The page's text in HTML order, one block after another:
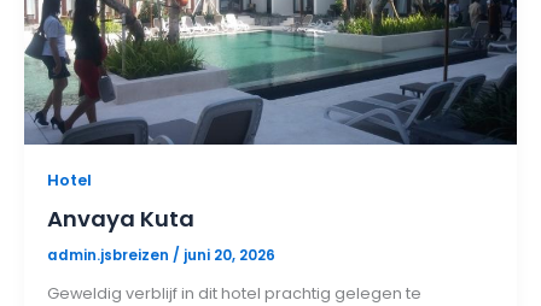
Hotel
Anvaya Kuta
admin.jsbreizen / juni 20, 2026
Geweldig verblijf in dit hotel prachtig gelegen te